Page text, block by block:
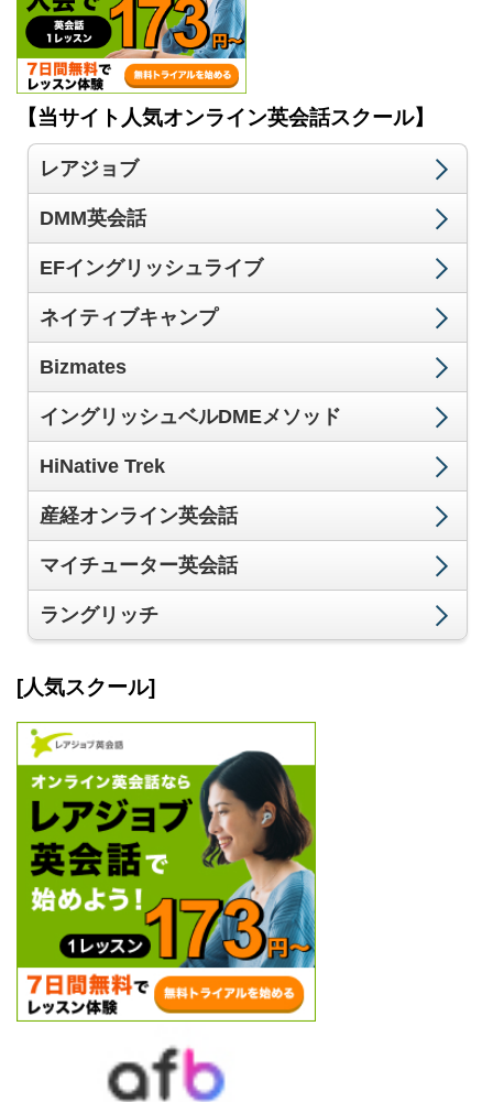
【当サイト人気オンライン英会話スクール】
レアジョブ
DMM英会話
EFイングリッシュライブ
ネイティブキャンプ
Bizmates
イングリッシュベルDMEメソッド
HiNative Trek
産経オンライン英会話
マイチューター英会話
ラングリッチ
[人気スクール]